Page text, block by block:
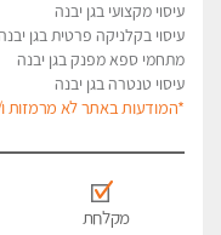
עיסוי מקצועי בגן יבנה
עיסוי בקלניקה פרטית בגן
מתחמי ספא מפנק בגן יבנה
עיסוי טנטרה בגן יבנה
*המודעות באתר לא מרמזות
מקלחת